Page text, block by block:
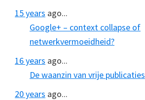
15 years ago...
Google+ – context collapse of
netwerkvermoeidheid?
16 years ago...
De waanzin van vrije publicaties
20 years ago...